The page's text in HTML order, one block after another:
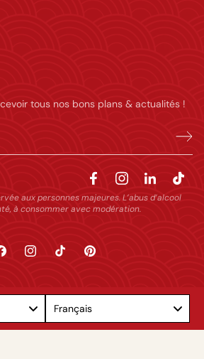
tous nos bons plans & actualités !
aux personnes majeures. L’abus d’alcool
à consommer avec modération.
InstagramTikTok Pinterest
Français